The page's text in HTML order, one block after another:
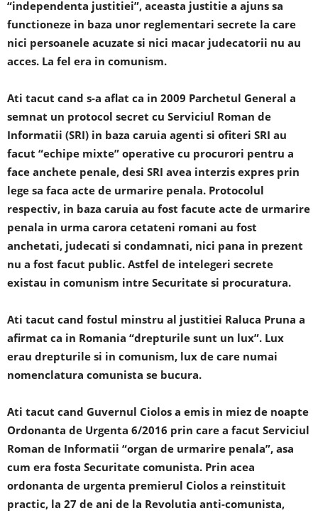
“independenta justitiei”, aceasta justitie a ajuns sa
functioneze in baza unor reglementari secrete la care
nici persoanele acuzate si nici macar judecatorii nu au
acces. La fel era in comunism.
Ati tacut cand s-a aflat ca in 2009 Parchetul General a
semnat un protocol secret cu Serviciul Roman de
Informatii (SRI) in baza caruia agenti si ofiteri SRI au
facut “echipe mixte” operative cu procurori pentru a
face anchete penale, desi SRI avea interzis expres prin
lege sa faca acte de urmarire penala. Protocolul
respectiv, in baza caruia au fost facute acte de urmarire
penala in urma carora cetateni romani au fost
anchetati, judecati si condamnati, nici pana in prezent
nu a fost facut public. Astfel de intelegeri secrete
existau in comunism intre Securitate si procuratura.
Ati tacut cand fostul minstru al justitiei Raluca Pruna a
afirmat ca in Romania “drepturile sunt un lux”. Lux
erau drepturile si in comunism, lux de care numai
nomenclatura comunista se bucura.
Ati tacut cand Guvernul Ciolos a emis in miez de noapte
Ordonanta de Urgenta 6/2016 prin care a facut Serviciul
Roman de Informatii “organ de urmarire penala”, asa
cum era fosta Securitate comunista. Prin acea
ordonanta de urgenta premierul Ciolos a reinstituit
practic, la 27 de ani de la Revolutia anti-comunista,